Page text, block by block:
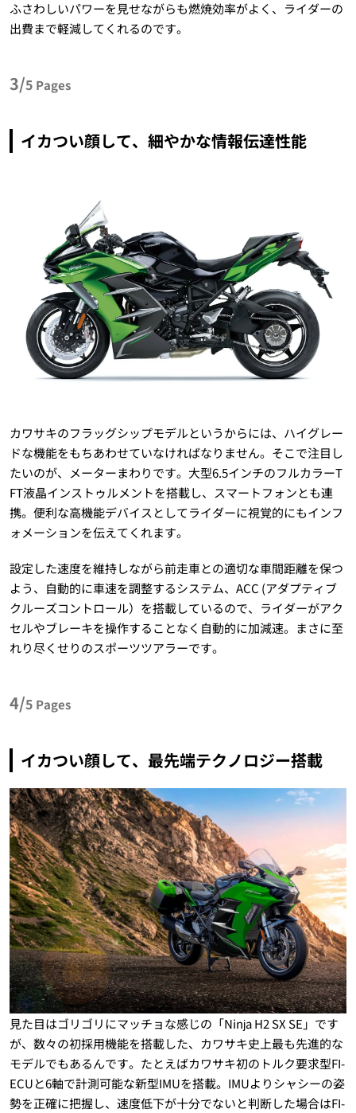
ふさわしいパワーを見せながらも燃焼効率がよく、ライダーの
出費まで軽減してくれるのです。
3/5 Pages
イカつい顔して、細やかな情報伝達性能
カワサキのフラッグシップモデルというからには、ハイグレー
ドな機能をもちあわせていなければなりません。そこで注目し
たいのが、メーターまわりです。大型6.5インチのフルカラーT
FT液晶インストゥルメントを搭載し、スマートフォンとも連
携。便利な高機能デバイスとしてライダーに視覚的にもインフ
ォメーションを伝えてくれます。
設定した速度を維持しながら前走車との適切な車間距離を保つ
よう、自動的に車速を調整するシステム、ACC (アダプティブ
クルーズコントロール）を搭載しているので、ライダーがアク
セルやブレーキを操作することなく自動的に加減速。まさに至
れり尽くせりのスポーツツアラーです。
4/5 Pages
イカつい顔して、最先端テクノロジー搭載
見た目はゴリゴリにマッチョな感じの「Ninja H2 SX SE」です
が、数々の初採用機能を搭載した、カワサキ史上最も先進的な
モデルでもあるんです。たとえばカワサキ初のトルク要求型FI-
ECUと6軸で計測可能な新型IMUを搭載。IMUよりシャシーの姿
勢を正確に把握し、速度低下が十分でないと判断した場合はFI-